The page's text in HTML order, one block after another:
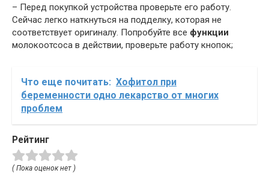
– Перед покупкой устройства проверьте его работу.
Сейчас легко наткнуться на подделку, которая не
соответствует оригиналу. Попробуйте все функции
молокоотсоса в действии, проверьте работу кнопок;
Что еще почитать: Хофитол при
беременности одно лекарство от многих
проблем
Рейтинг
( Пока оценок нет )